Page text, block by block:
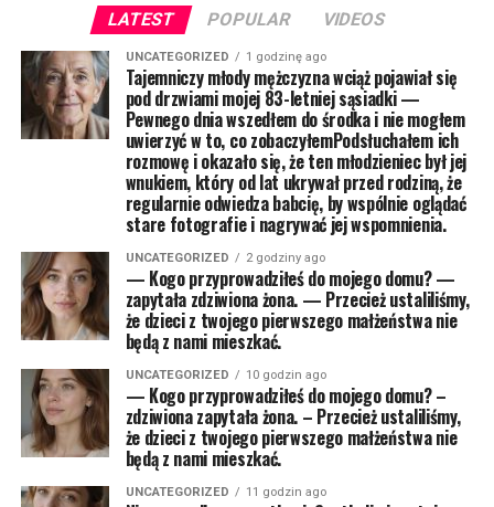
LATEST POPULAR VIDEOS
UNCATEGORIZED 1 godzinę ago
Tajemniczy młody mężczyzna wciąż pojawiał się
pod drzwiami mojej 83-letniej sąsiadki —
Pewnego dnia wszedłem do środka i nie mogłem
uwierzyć w to, co zobaczyłemPodsłuchałem ich
rozmowę i okazało się, że ten młodzieniec był jej
wnukiem, który od lat ukrywał przed rodziną, że
regularnie odwiedza babcię, by wspólnie oglądać
stare fotografie i nagrywać jej wspomnienia.
UNCATEGORIZED 2 godziny ago
— Kogo przyprowadziłeś do mojego domu? —
zapytała zdziwiona żona. — Przecież ustaliliśmy,
że dzieci z twojego pierwszego małżeństwa nie
będą z nami mieszkać.
UNCATEGORIZED 10 godzin ago
— Kogo przyprowadziłeś do mojego domu? –
zdziwiona zapytała żona. – Przecież ustaliliśmy,
że dzieci z twojego pierwszego małżeństwa nie
będą z nami mieszkać.
UNCATEGORIZED 11 godzin ago